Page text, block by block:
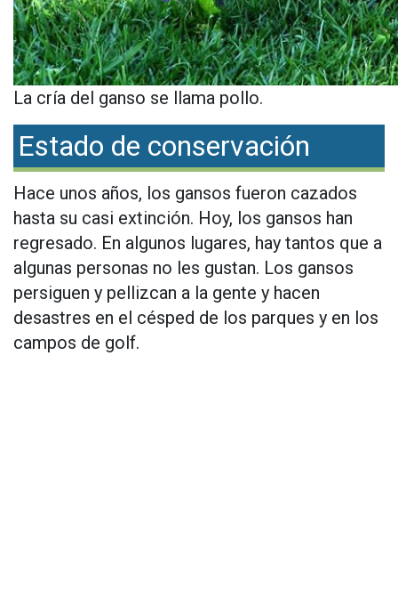
La cría del ganso se llama pollo.
Estado de conservación
Hace unos años, los gansos fueron cazados
hasta su casi extinción. Hoy, los gansos han
regresado. En algunos lugares, hay tantos que a
algunas personas no les gustan. Los gansos
persiguen y pellizcan a la gente y hacen
desastres en el césped de los parques y en los
campos de golf.